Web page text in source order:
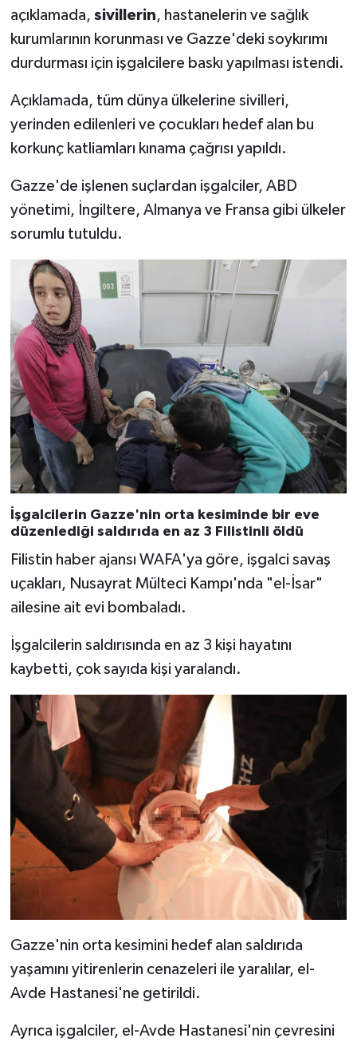
açıklamada, sivillerin, hastanelerin ve sağlık
kurumlarının korunması ve Gazze'deki soykırımı
durdurması için işgalcilere baskı yapılması istendi.
Açıklamada, tüm dünya ülkelerine sivilleri,
yerinden edilenleri ve çocukları hedef alan bu
korkunç katliamları kınama çağrısı yapıldı.
Gazze'de işlenen suçlardan işgalciler, ABD
yönetimi, İngiltere, Almanya ve Fransa gibi ülkeler
sorumlu tutuldu.
İşgalcilerin Gazze'nin orta kesiminde bir eve
düzenlediği saldırıda en az 3 Filistinli öldü
Filistin haber ajansı WAFA'ya göre, işgalci savaş
uçakları, Nusayrat Mülteci Kampı'nda "el-İsar"
ailesine ait evi bombaladı.
İşgalcilerin saldırısında en az 3 kişi hayatını
kaybetti, çok sayıda kişi yaralandı.
Gazze'nin orta kesimini hedef alan saldırıda
yaşamını yitirenlerin cenazeleri ile yaralılar, el-
Avde Hastanesi'ne getirildi.
Ayrıca işgalciler, el-Avde Hastanesi'nin çevresini
Hakkari Müftülüğü
Hatay Müftülüğü
Iğdır Müftülüğü
Isparta Müftülüğü
İstanbul Müftülüğü
İzmir Müftülüğü
Kahramanmaraş Müftülüğü
Karabük Müftülüğü
Karaman Müftülüğü
Kars Müftülüğü
Kastamonu Müftülüğü
Kayseri Müftülüğü
Kilis Müftülüğü
Kırıkkale Müftülüğü
Kırklareli Müftülüğü
Kocaeli Müftülüğü
Konya Müftülüğü
Kütahya Müftülüğü
Malatya Müftülüğü
Manisa Müftülüğü
Mardin Müftülüğü
Mersin Müftülüğü
Muğla Müftülüğü
Muş Müftülüğü